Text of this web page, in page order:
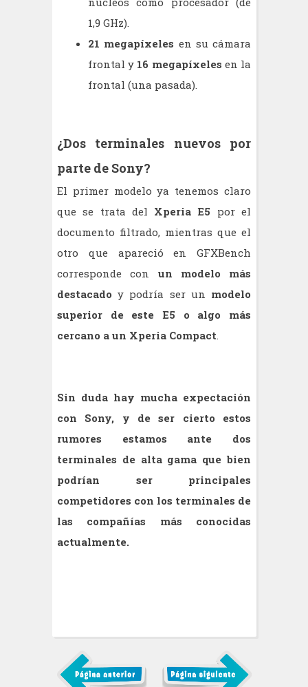
1,9 GHz).
21 megapíxeles en su cámara
frontal y 16 megapíxeles en la
frontal (una pasada).
¿Dos terminales nuevos por
parte de Sony?
El primer modelo ya tenemos claro
que se trata del Xperia E5 por el
documento filtrado, mientras que el
otro que apareció en GFXBench
corresponde con un modelo más
destacado y podría ser un modelo
superior de este E5 o algo más
cercano a un Xperia Compact.
Sin duda hay mucha expectación
con Sony, y de ser cierto estos
rumores estamos ante dos
terminales de alta gama que bien
podrían ser principales
competidores con los terminales de
las compañías más conocidas
actualmente.